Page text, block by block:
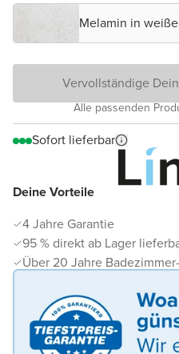
Deine Vorteile
4 Jahre Garantie
95 % direkt ab Lager
Über 20 Jahre
Melamin in
Vervollständige
Alle passenden
Sofort lieferbar